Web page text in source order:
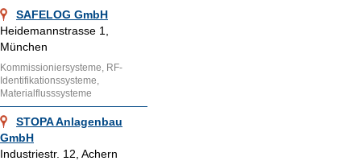
SAFELOG GmbH
Heidemannstrasse 1,
München
Kommissioniersysteme, RF-
Identifikationssysteme,
Materialflusssysteme
STOPA Anlagenbau
GmbH
Industriestr. 12, Achern